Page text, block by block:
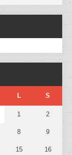
L S
1 2
8 9
15 16